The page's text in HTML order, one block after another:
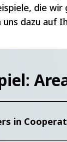
die wir
dazu auf
in